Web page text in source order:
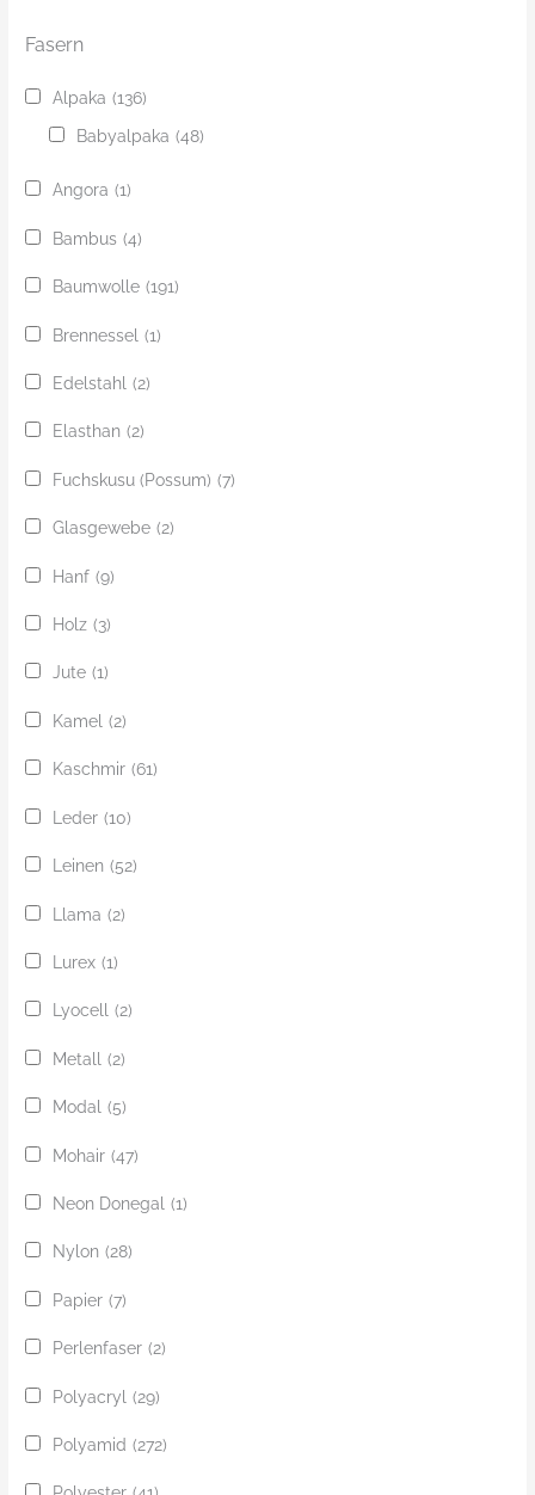
Fasern
Alpaka (136)
Babyalpaka (48)
Angora (1)
Bambus (4)
Baumwolle (191)
Brennessel (1)
Edelstahl (2)
Elasthan (2)
Fuchskusu (Possum) (7)
Glasgewebe (2)
Hanf (9)
Holz (3)
Jute (1)
Kamel (2)
Kaschmir (61)
Leder (10)
Leinen (52)
Llama (2)
Lurex (1)
Lyocell (2)
Metall (2)
Modal (5)
Mohair (47)
Neon Donegal (1)
Nylon (28)
Papier (7)
Perlenfaser (2)
Polyacryl (29)
Polyamid (272)